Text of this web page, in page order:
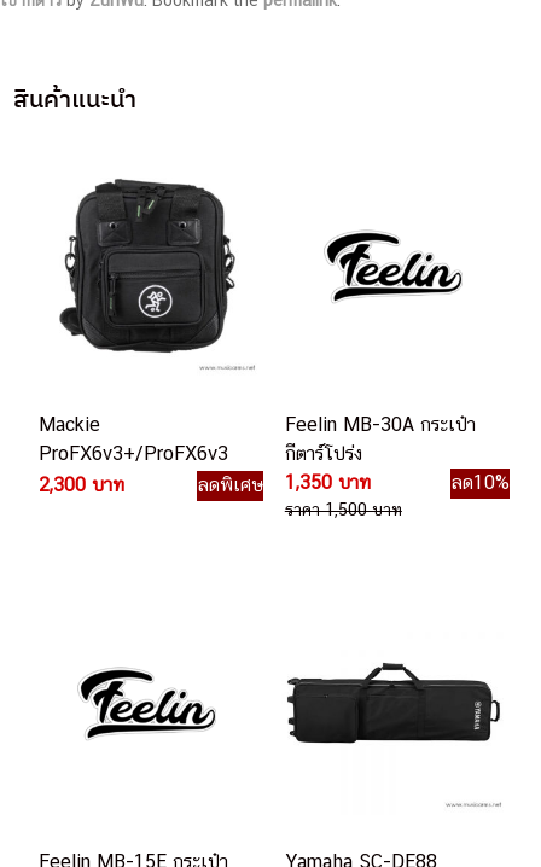
สินค้าแนะนำ
Mackie
ProFX6v3+/ProFX6v3
Carry Bag กระเป๋าใส่มิก
2,300 บาท ลดพิเศษ
Feelin MB-30A กระเป๋า
กีตาร์โปร่ง
1,350 บาท
ลด10%
ราคา 1,500 บาท
Feelin MB-15E กระเป๋า
Yamaha SC-DE88